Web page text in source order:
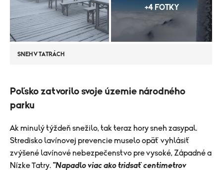
+4 FOTKY
SNEH V TATRÁCH
Poľsko zatvorilo svoje územie národného
parku
​Ak minulý týždeň snežilo, tak teraz hory sneh zasypal.
Stredisko lavínovej prevencie muselo opäť vyhlásiť
zvýšené lavínové nebezpečenstvo pre vysoké, Západné a
Nízke Tatry. "Napadlo viac ako tridsať centimetrov